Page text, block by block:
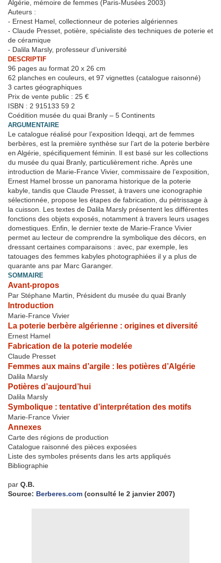
Algérie, mémoire de femmes (Paris-Musées 2003)
Auteurs :
- Ernest Hamel, collectionneur de poteries algériennes
- Claude Presset, potière, spécialiste des techniques de poterie et
de céramique
- Dalila Marsly, professeur d’université
DESCRIPTIF
96 pages au format 20 x 26 cm
62 planches en couleurs, et 97 vignettes (catalogue raisonné)
3 cartes géographiques
Prix de vente public : 25 €
ISBN : 2 915133 59 2
Coédition musée du quai Branly – 5 Continents
ARGUMENTAIRE
Le catalogue réalisé pour l’exposition Ideqqi, art de femmes
berbères, est la première synthèse sur l’art de la poterie berbère
en Algérie, spécifiquement féminin. Il est basé sur les collections
du musée du quai Branly, particulièrement riche. Après une
introduction de Marie-France Vivier, commissaire de l’exposition,
Ernest Hamel brosse un panorama historique de la poterie
kabyle, tandis que Claude Presset, à travers une iconographie
sélectionnée, propose les étapes de fabrication, du pétrissage à
la cuisson. Les textes de Dalila Marsly présentent les différentes
fonctions des objets exposés, notamment à travers leurs usages
domestiques. Enfin, le dernier texte de Marie-France Vivier
permet au lecteur de comprendre la symbolique des décors, en
dressant certaines comparaisons : avec, par exemple, les
tatouages des femmes kabyles photographiées il y a plus de
quarante ans par Marc Garanger.
SOMMAIRE
Avant-propos
Par Stéphane Martin, Président du musée du quai Branly
Introduction
Marie-France Vivier
La poterie berbère algérienne : origines et diversité
Ernest Hamel
Fabrication de la poterie modelée
Claude Presset
Femmes aux mains d’argile : les potières d’Algérie
Dalila Marsly
Potières d’aujourd’hui
Dalila Marsly
Symbolique : tentative d’interprétation des motifs
Marie-France Vivier
Annexes
Carte des régions de production
Catalogue raisonné des pièces exposées
Liste des symboles présents dans les arts appliqués
Bibliographie
par Q.B.
Source: Berberes.com (consulté le 2 janvier 2007)